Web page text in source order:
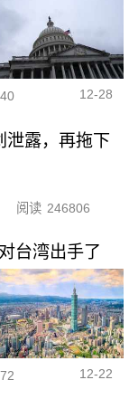
12-28
泄露，再拖下
阅读 246806
台湾出手了
12-22